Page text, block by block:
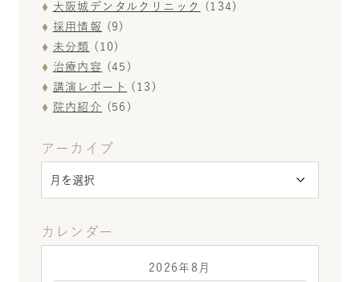
大阪城デンタルクリニック
(134)
採用情報
(9)
未分類
(10)
治療内容
(45)
講演レポート
(13)
院内紹介 (56)
アーカイブ
カレンダー
2026年8月